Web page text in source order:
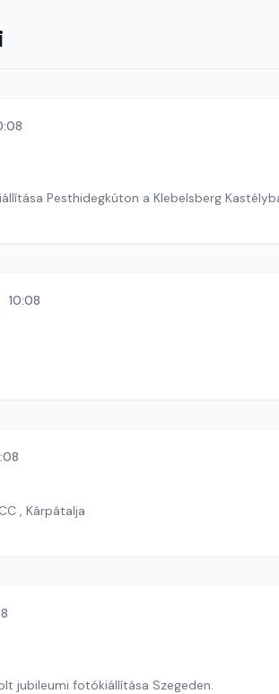
Pesthidegkúton a Klebelsberg
10:08
, Kárpátalja
jubileumi fotókiállítása Szegeden.